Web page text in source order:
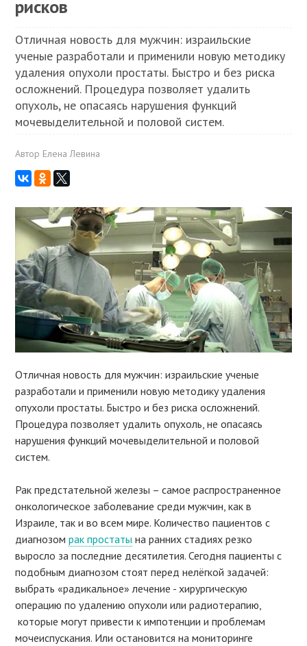
рисков
Отличная новость для мужчин: израильские
ученые разработали и применили новую методику
удаления опухоли простаты. Быстро и без риска
осложнений. Процедура позволяет удалить
опухоль, не опасаясь нарушения функций
мочевыделительной и половой систем.
Автор Елена Левина
Отличная новость для мужчин: израильские ученые
разработали и применили новую методику удаления
опухоли простаты. Быстро и без риска осложнений.
Процедура позволяет удалить опухоль, не опасаясь
нарушения функций мочевыделительной и половой
систем.
Рак предстательной железы – самое распространенное
онкологическое заболевание среди мужчин, как в
Израиле, так и во всем мире. Количество пациентов с
диагнозомрак простаты на ранних стадиях резко
выросло за последние десятилетия. Сегодня пациенты с
подобным диагнозом стоят перед нелёгкой задачей:
выбрать «радикальное» лечение - хирургическую
операцию по удалению опухоли или радиотерапию,
которые могут привести к импотенции и проблемам
мочеиспускания. Или остановится на мониторинге